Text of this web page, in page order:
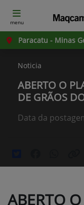
menu
Paracatu - Minas
Noticia
ABERTO O
DE GRÃOS
Data da
ABERTO